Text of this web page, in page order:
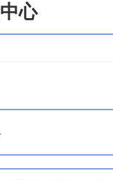
心